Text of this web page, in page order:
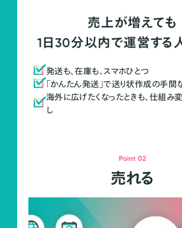
売上が増えても
1日30分以内で運営する
発送も、在庫も、スマホひとつ
「かんたん発送」で送り状作成の手間
海外に広げたくなったときも、仕組み
し
Point 02
売れる